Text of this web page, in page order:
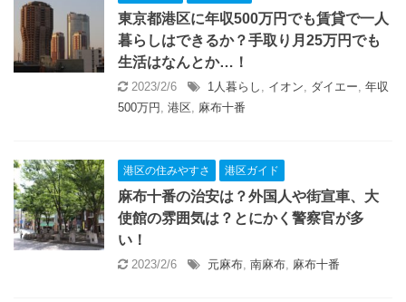
東京都港区に年収500万円でも賃貸で一人
暮らしはできるか？手取り月25万円でも
生活はなんとか…！
2023/2/6 1人暮らし , イオン, ダイエー, 年収
500万円 , 港区, 麻布十番
港区の住みやすさ 港区ガイド
麻布十番の治安は？外国人や街宣車、大
使館の雰囲気は？とにかく警察官が多
い！
2023/2/6 元麻布, 南麻布, 麻布十番